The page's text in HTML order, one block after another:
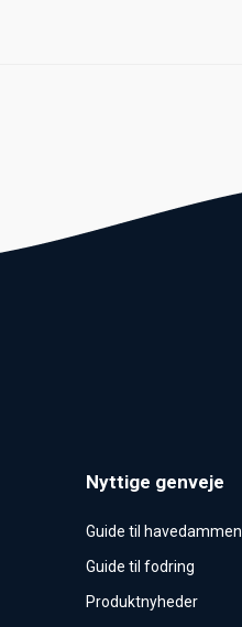
Nyttige genveje
Guide til havedammen
Guide til fodring
Produktnyheder